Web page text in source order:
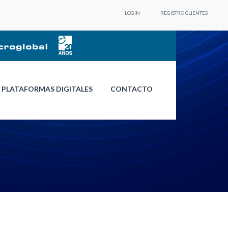
REGISTRO CLIENTES
LOGIN
PLATAFORMAS DIGITALES CONTACTO